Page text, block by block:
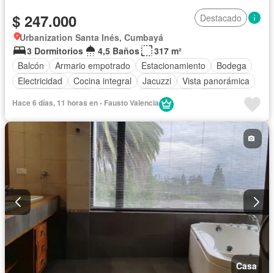
$ 247.000
Destacado
Urbanization Santa Inés, Cumbayá
3 Dormitorios
4,5 Baños
317 m²
Balcón
Armario empotrado Estacionamiento
Bodega
Electricidad
Cocina integral Jacuzzi
Vista panorámica
Patio
Biblioteca
Hace 6 días, 11 horas en - Fausto Valencia
Casa